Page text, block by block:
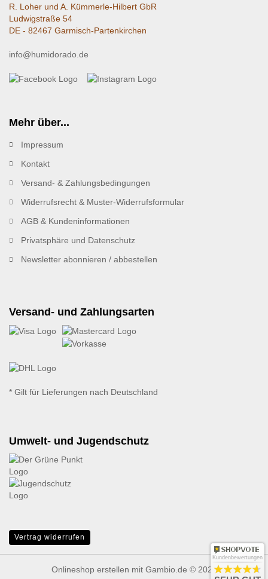
R. Loher und A. Kümmerle-Hilbert GbR
Ludwigstraße 54
DE - 82467 Garmisch-Partenkirchen
info@humidorado.de
Mehr über...
Impressum
Kontakt
Versand- & Zahlungsbedingungen
Widerrufsrecht & Muster-Widerrufsformular
AGB & Kundeninformationen
Privatsphäre und Datenschutz
Newsletter abonnieren / abbestellen
Versand- und Zahlungsarten
* Gilt für Lieferungen nach Deutschland
Umwelt- und Jugendschutz
Vertrag widerrufen
Onlineshop erstellen mit Gambio.de © 2026
Kundenbewertungen